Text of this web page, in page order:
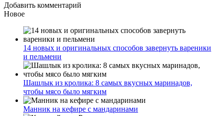
Добавить комментарий
Новое
14 новых и оригинальных способов завернуть вареники
и пельмени
Шашлык из кролика: 8 самых вкусных маринадов,
чтобы мясо было мягким
Манник на кефире с мандаринами